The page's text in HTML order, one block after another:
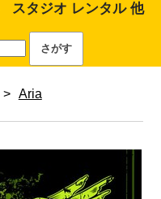
スタジオ レンタル 他
> Aria